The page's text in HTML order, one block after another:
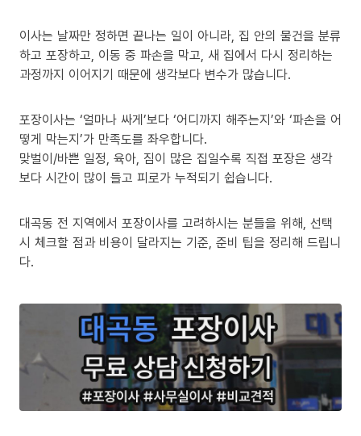
이사는 날짜만 정하면 끝나는 일이 아니라, 집 안의 물건을 분류
하고 포장하고, 이동 중 파손을 막고, 새 집에서 다시 정리하는
과정까지 이어지기 때문에 생각보다 변수가 많습니다.
포장이사는 ‘얼마나 싸게’보다 ‘어디까지 해주는지’와 ‘파손을 어
떻게 막는지’가 만족도를 좌우합니다.
맞벌이/바쁜 일정, 육아, 짐이 많은 집일수록 직접 포장은 생각
보다 시간이 많이 들고 피로가 누적되기 쉽습니다.
대곡동 전 지역에서 포장이사를 고려하시는 분들을 위해, 선택
시 체크할 점과 비용이 달라지는 기준, 준비 팁을 정리해 드립니
다.